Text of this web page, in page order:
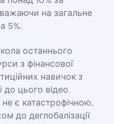
на загальне
5%.
останнього
з фінансової
навичок з
до цього відео.
є катастрофічною,
до деглобалізації